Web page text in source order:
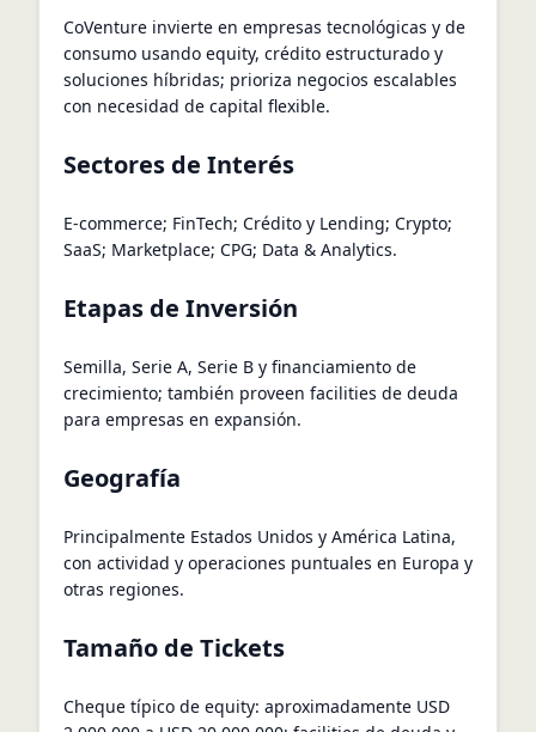
CoVenture invierte en empresas tecnológicas y de
consumo usando equity, crédito estructurado y
soluciones híbridas; prioriza negocios escalables
con necesidad de capital flexible.
Sectores de Interés
E-commerce; FinTech; Crédito y Lending; Crypto;
SaaS; Marketplace; CPG; Data & Analytics.
Etapas de Inversión
Semilla, Serie A, Serie B y financiamiento de
crecimiento; también proveen facilities de deuda
para empresas en expansión.
Geografía
Principalmente Estados Unidos y América Latina,
con actividad y operaciones puntuales en Europa y
otras regiones.
Tamaño de Tickets
Cheque típico de equity: aproximadamente USD